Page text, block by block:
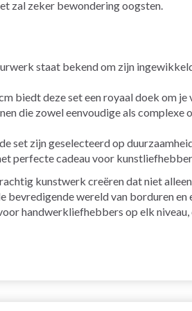
zal zeker bewondering oogsten.
staat bekend om zijn
biedt deze set een royaal doek om
die zowel eenvoudige als
set zijn geselecteerd op
perfecte cadeau voor
kunstwerk creëren dat niet
bevredigende wereld van borduren
handwerkliefhebbers op elk